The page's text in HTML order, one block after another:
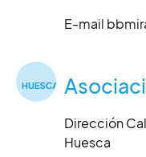
E-mail
Dirección
Huesca